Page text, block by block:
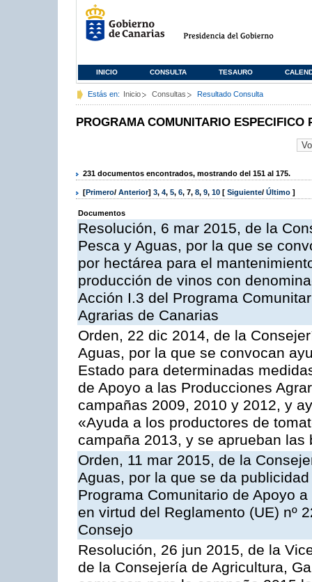
INICIO CONSULTA TESAURO
Estás en: Inicio Consultas Resultado Consulta
PROGRAMA COMUNITARIO ESPECIFICO
231 documentos encontrados, mostrando del 151 al 175.
[Primero/ Anterior] 3, 4, 5, 6, 7, 8, 9, 10 [ Siguiente/ Último ]
Documentos
Resolución, 6 mar 2015, de la
Pesca y Aguas, por la que se
por hectárea para el
producción de vinos con
Acción I.3 del Programa
Agrarias de Canarias
Orden, 22 dic 2014, de la
Aguas, por la que se convocan
Estado para determinadas
de Apoyo a las Producciones
campañas 2009, 2010 y 2012, y
«Ayuda a los productores de
campaña 2013, y se aprueban
Orden, 11 mar 2015, de la
Aguas, por la que se da
Programa Comunitario de Apoyo
en virtud del Reglamento (UE) nº
Consejo
Resolución, 26 jun 2015, de la
de la Consejería de Agricultura,